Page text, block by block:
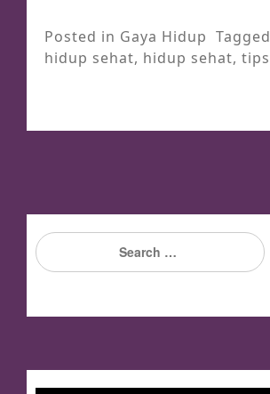
Posted in Gaya Hidup Tagged
hidup sehat, hidup sehat, tips
Search
for: